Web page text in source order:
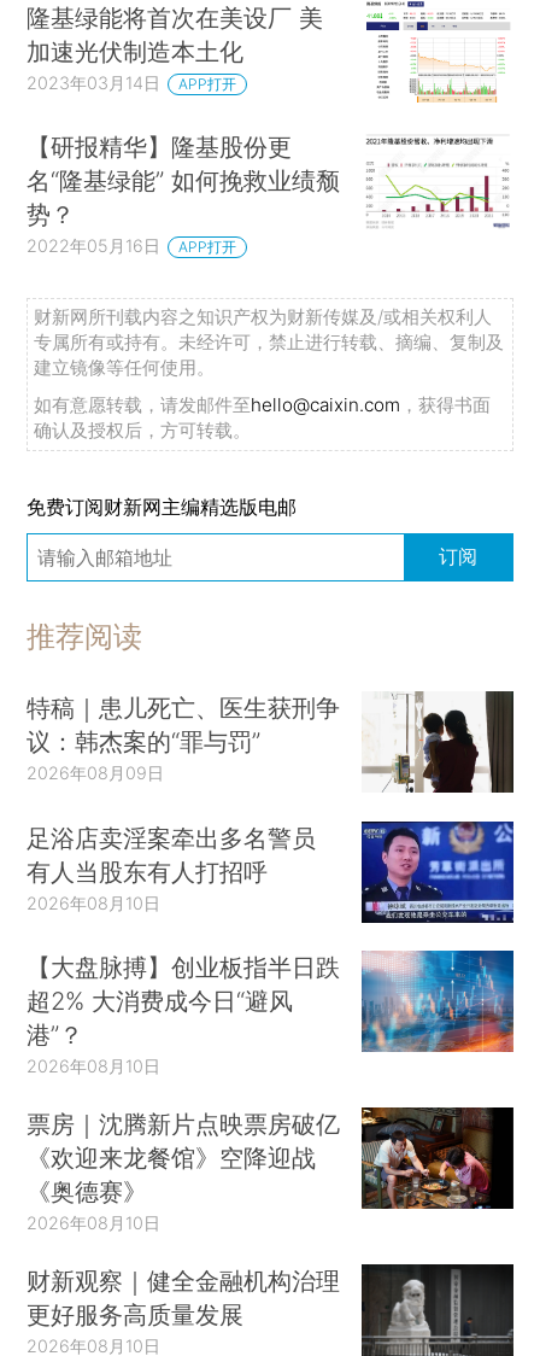
隆基绿能将首次在美设厂 美
加速光伏制造本土化
2023年03月14日 APP打开
【研报精华】隆基股份更
名“隆基绿能” 如何挽救业绩颓
势？
2022年05月16日 APP打开
财新网所刊载内容之知识产权为财新传媒及/或相关权利人
专属所有或持有。未经许可，禁止进行转载、摘编、复制及
建立镜像等任何使用。
如有意愿转载，请发邮件至hello@caixin.com ，获得书面
确认及授权后，方可转载。
免费订阅财新网主编精选版电邮
订阅
推荐阅读
特稿｜患儿死亡、医生获刑争
议：韩杰案的“罪与罚”
2026年08月09日
足浴店卖淫案牵出多名警员
有人当股东有人打招呼
2026年08月10日
【大盘脉搏】创业板指半日跌
超2% 大消费成今日“避风
港”？
2026年08月10日
票房｜沈腾新片点映票房破亿
《欢迎来龙餐馆》空降迎战
《奥德赛》
2026年08月10日
财新观察｜健全金融机构治理
更好服务高质量发展
2026年08月10日